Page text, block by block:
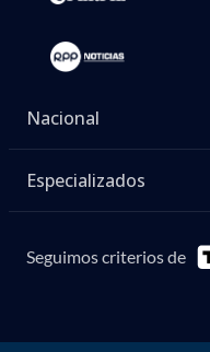
Nacional
Especializados
Seguimos criterios de